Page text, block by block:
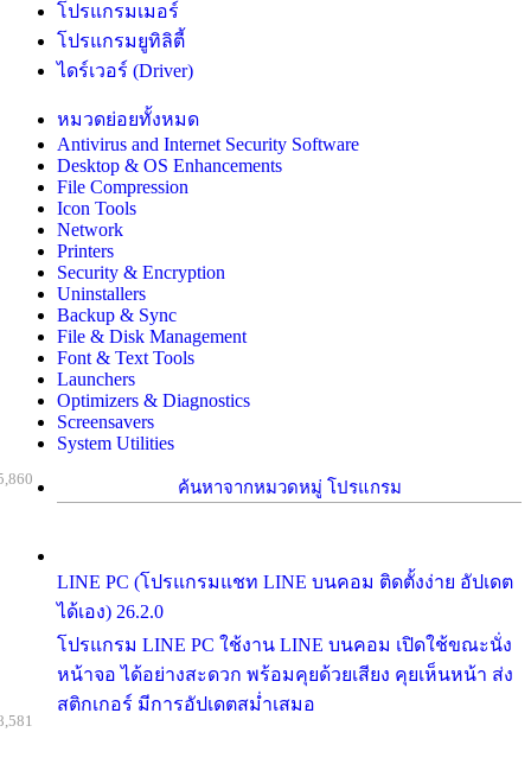
โปรแกรมเมอร์
โปรแกรมยูทิลิตี้
ไดร์เวอร์ (Driver)
หมวดย่อยทั้งหมด
Antivirus and Internet Security Software
Desktop & OS Enhancements
File Compression
Icon Tools
Network
Printers
Security & Encryption
Uninstallers
Backup & Sync
File & Disk Management
Font & Text Tools
Launchers
Optimizers & Diagnostics
Screensavers
System Utilities
ค้นหาจากหมวดหมู่ โปรแกรม
LINE PC (โปรแกรมแชท LINE บนคอม ติดตั้งง่าย อัปเดต
ได้เอง) 26.2.0
โปรแกรม LINE PC ใช้งาน LINE บนคอม เปิดใช้ขณะนั่ง
หน้าจอ ได้อย่างสะดวก พร้อมคุยด้วยเสียง คุยเห็นหน้า ส่ง
สติกเกอร์ มีการอัปเดตสม่ำเสมอ